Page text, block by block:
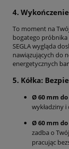
4.
To moment na
bogatego
SEGLA wygląda
nawiązujących do
energetycznych
5. Kółka:
Ø 60 mm
wykładziny
Ø 60 mm
zadba o
pracując